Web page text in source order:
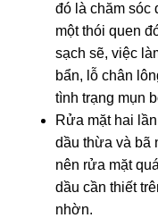
đó là chăm sóc
một thói quen
sạch sẽ, việc
bẩn, lỗ chân
tình trạng mụn
Rửa mặt hai
dầu thừa và bã
nên rửa mặt
dầu cần thiết
nhờn.